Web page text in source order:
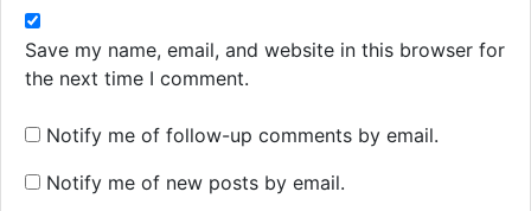
Save my name, email, and website in this browser for
the next time I comment.
Notify me of follow-up comments by email.
Notify me of new posts by email.